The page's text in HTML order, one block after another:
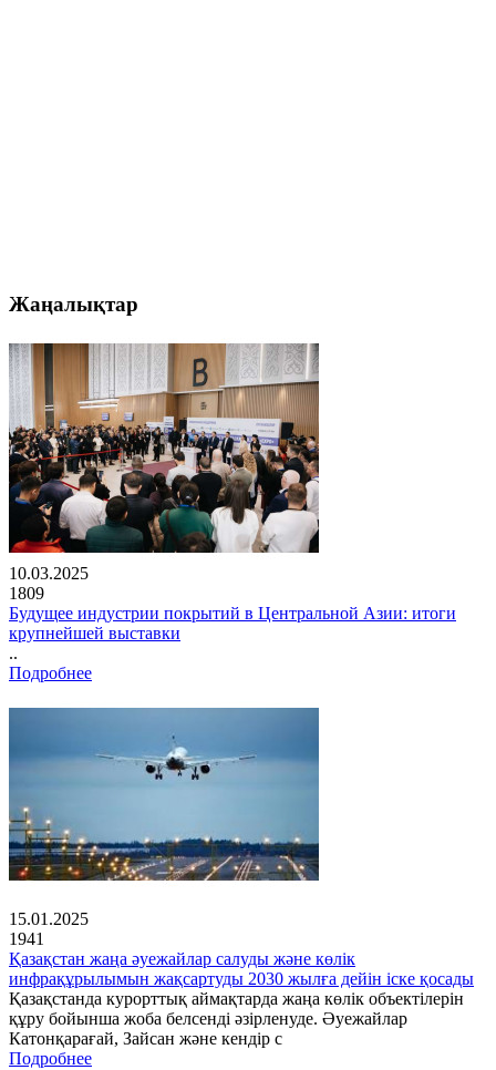
Жаңалықтар
10.03.2025
1809
Будущее индустрии покрытий в Центральной Азии: итоги
крупнейшей выставки
..
Подробнее
15.01.2025
1941
Қазақстан жаңа әуежайлар салуды және көлік
инфрақұрылымын жақсартуды 2030 жылға дейін іске қосады
Қазақстанда курорттық аймақтарда жаңа көлік объектілерін
құру бойынша жоба белсенді әзірленуде. Әуежайлар
Катонқарағай, Зайсан және кендір с
Подробнее